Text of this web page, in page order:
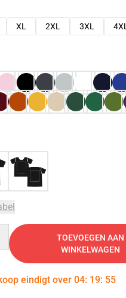
XL 2XL 3XL
4XL
TOEVOEGEN AAN
WINKELWAGEN
eindigt over 04: 19: 54